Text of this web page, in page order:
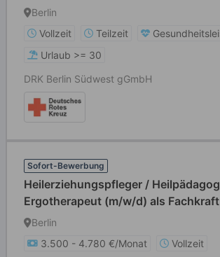
Nachtdienst
Berlin
Vollzeit
Teilzeit
Urlaub >= 30
DRK Berlin Südwest gGmbH
Sofort-Bewerbung
Heilerziehungspfleger /
Ergotherapeut (m/w/d) als
Beschäftigungs- und Förderbereich
Berlin
3.500 - 4.780 €/Monat
Vollzeit